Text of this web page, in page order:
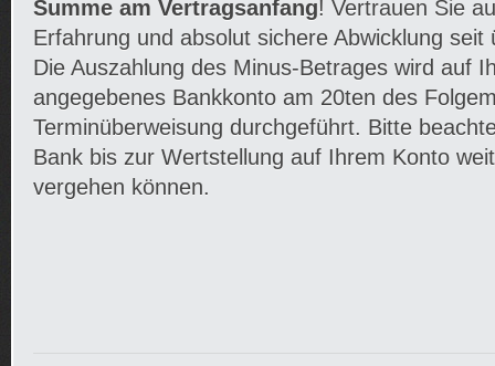
Summe am Vertragsanfang! Vertrauen Sie
Erfahrung und absolut sichere Abwicklung seit
Die Auszahlung des Minus-Betrages wird auf
angegebenes Bankkonto am 20ten des
Terminüberweisung durchgeführt. Bitte
Bank bis zur Wertstellung auf Ihrem Konto
vergehen können.